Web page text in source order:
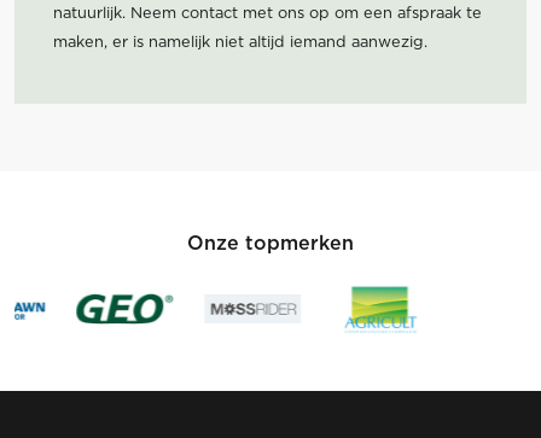
natuurlijk. Neem contact met ons op om een afspraak te
maken, er is namelijk niet altijd iemand aanwezig.
Onze topmerken